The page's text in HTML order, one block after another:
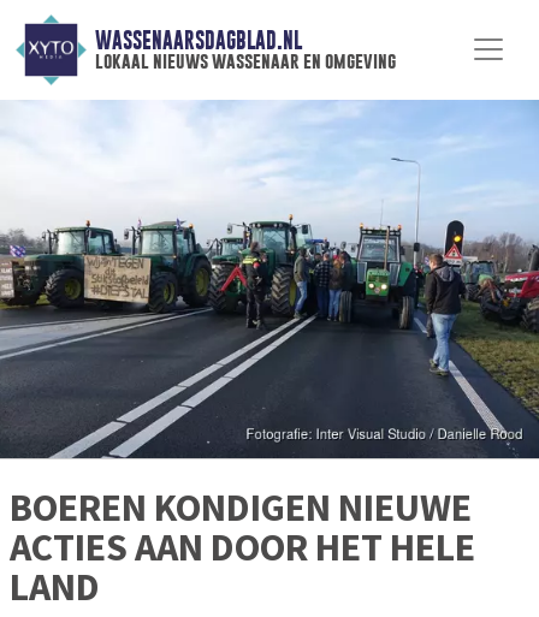
WASSENAARSDAGBLAD.NL
lokaal nieuws wassenaar en omgeving
BOEREN KONDIGEN NIEUWE
ACTIES AAN DOOR HET HELE
LAND